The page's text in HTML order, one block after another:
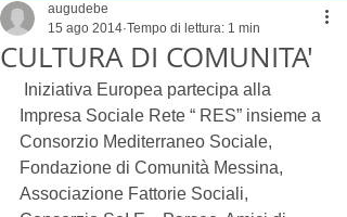
CULTURA DI COMUNITA'
augudebe
15 ago 2014 Tempo di lettura: 1 min
Impresa Sociale Rete “ RES” insieme a
Consorzio Mediterraneo Sociale,
Fondazione di Comunità Messina,
Associazione Fattorie Sociali,